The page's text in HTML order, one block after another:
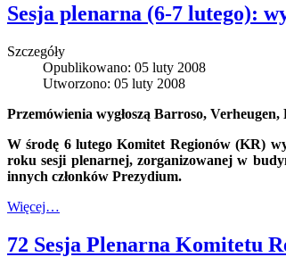
Sesja plenarna (6-7 lutego):
Szczegóły
Opublikowano: 05 luty 2008
Utworzono: 05 luty 2008
Przemówienia wygłoszą Barroso,
W środę 6 lutego Komitet Regionów (KR)
roku sesji plenarnej, zorganizowanej w
innych członków Prezydium.
Więcej…
72 Sesja Plenarna Komitetu